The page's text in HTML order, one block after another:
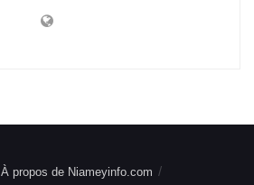
À propos de Niameyinfo.com